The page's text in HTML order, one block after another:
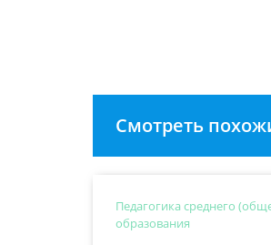
Смотреть
Педагогика среднего
образования